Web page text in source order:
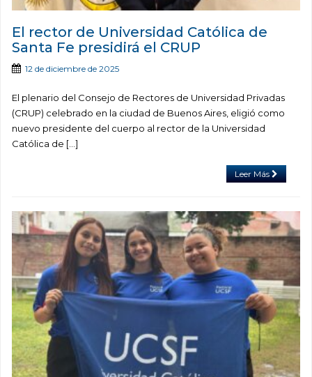
El rector de Universidad Católica de
Santa Fe presidirá el CRUP
12 de diciembre de 2025
El plenario del Consejo de Rectores de Universidad Privadas
(CRUP) celebrado en la ciudad de Buenos Aires, eligió como
nuevo presidente del cuerpo al rector de la Universidad
Católica de […]
Leer Más